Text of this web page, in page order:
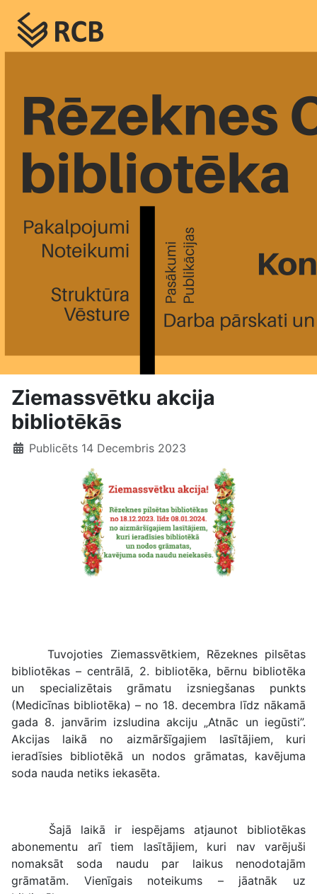
Ziemassvētku akcija
bibliotēkās
Publicēts 14 Decembris 2023
Tuvojoties Ziemassvētkiem, Rēzeknes pilsētas
bibliotēkas – centrālā, 2. bibliotēka, bērnu bibliotēka
un specializētais grāmatu izsniegšanas punkts
(Medicīnas bibliotēka) – no 18. decembra līdz nākamā
gada 8. janvārim izsludina akciju „Atnāc un iegūsti”.
Akcijas laikā no aizmāršīgajiem lasītājiem, kuri
ieradīsies bibliotēkā un nodos grāmatas, kavējuma
soda nauda netiks iekasēta.
Šajā laikā ir iespējams atjaunot bibliotēkas
abonementu arī tiem lasītājiem, kuri nav varējuši
nomaksāt soda naudu par laikus nenodotajām
grāmatām. Vienīgais noteikums – jāatnāk uz